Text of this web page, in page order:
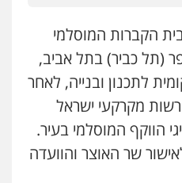
הקברות המוסלמי
(תל כביר) בתל אביב,
לתכנון ובנייה, לאחר
רשות מקרקעי ישראל
הווקף המוסלמי בעיר.
שר האוצר והוועדה